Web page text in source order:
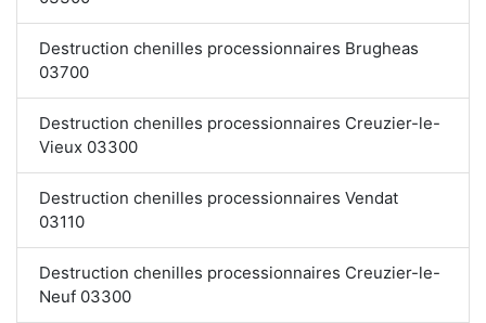
Destruction chenilles processionnaires Brugheas
03700
Destruction chenilles processionnaires Creuzier-le-
Vieux 03300
Destruction chenilles processionnaires Vendat
03110
Destruction chenilles processionnaires Creuzier-le-
Neuf 03300